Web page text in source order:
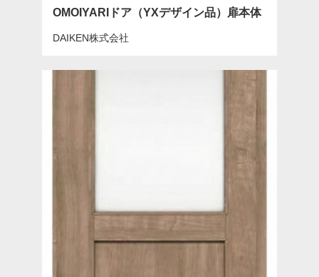
OMOIYARIドア（YXデザイン品）扉本体
DAIKEN株式会社